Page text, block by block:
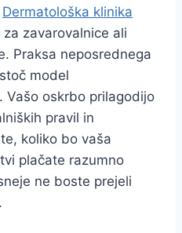
Dermatološka klinika
za zavarovalnice ali
Praksa neposrednega
model
Vašo oskrbo prilagodijo
pravil in
koliko bo vaša
plačate razumno
ne boste prejeli